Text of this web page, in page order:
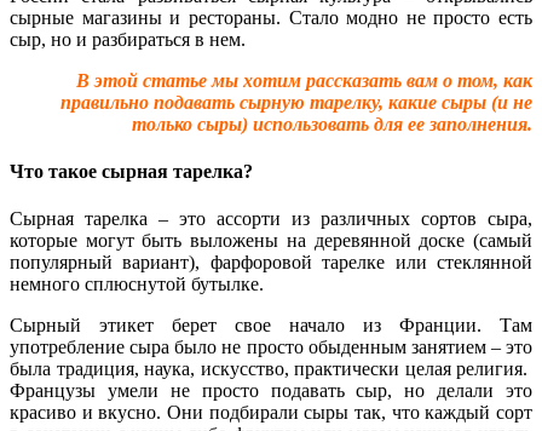
сырные магазины и рестораны. Стало модно не просто есть
сыр, но и разбираться в нем.
В этой статье мы хотим рассказать вам о том, как
правильно подавать сырную тарелку, какие сыры (и не
только сыры) использовать для ее заполнения.
Что такое сырная тарелка?
Сырная тарелка – это ассорти из различных сортов сыра,
которые могут быть выложены на деревянной доске (самый
популярный вариант), фарфоровой тарелке или стеклянной
немного сплюснутой бутылке.
Сырный этикет берет свое начало из Франции. Там
употребление сыра было не просто обыденным занятием – это
была традиция, наука, искусство, практически целая религия.
Французы умели не просто подавать сыр, но делали это
красиво и вкусно. Они подбирали сыры так, что каждый сорт